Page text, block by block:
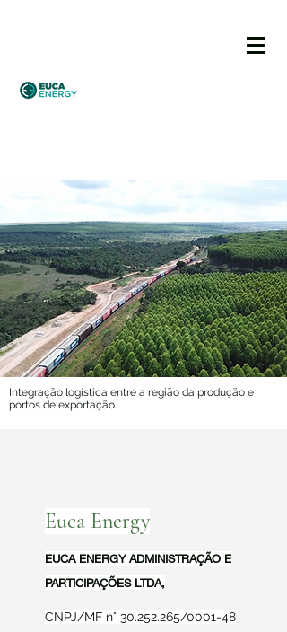
Euca Energy
EUCA ENERGY ADMINISTRAÇÃO E
PARTICIPAÇÕES LTDA,​
CNPJ/MF n° 30.252.265/0001-48
Integração logística entre a região da produção e
portos de exportação.